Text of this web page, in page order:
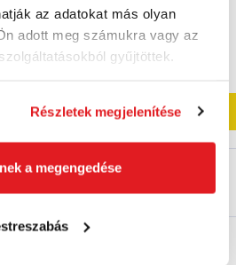
az adatokat más olyan
adott meg számukra vagy az
gyűjtöttek.
Részletek megjelenítése
a megengedése
23 250 Ft
18 310 Ft ÁFA nélkül
Kosárba